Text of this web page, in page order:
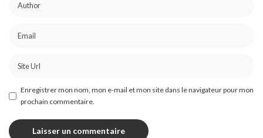
Enregistrer mon nom, mon e-mail et mon site dans le navigateur pour mon
prochain commentaire.